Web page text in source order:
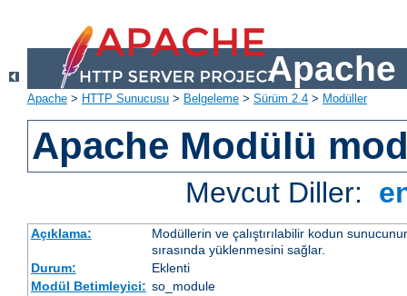
Apache
Apache > HTTP Sunucusu > Belgeleme > Sürüm 2.4 > Modüller
Apache Modülü
Mevcut Diller:
Açıklama:
Modüllerin ve çalıştırılabilir kodun
sırasında yüklenmesini sağlar.
Durum:
Eklenti
Modül Betimleyici: so_module